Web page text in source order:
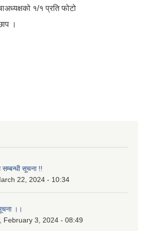
१/१ प्रति फोटो
।
सम्बन्धी सूचना !!
22, 2024 - 10:34
।।
February 3, 2024 - 08:49